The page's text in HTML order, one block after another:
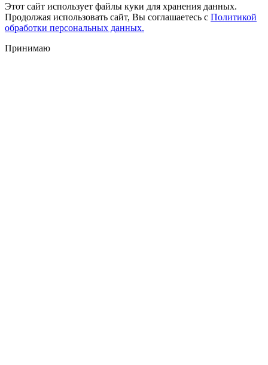
Этот сайт использует файлы куки для хранения данных.
Продолжая использовать сайт, Вы соглашаетесь с Политикой
обработки персональных данных.
Принимаю